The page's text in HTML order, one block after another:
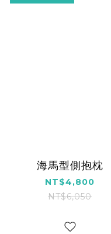
海馬型側抱枕
NT$4,800
NT$6,050